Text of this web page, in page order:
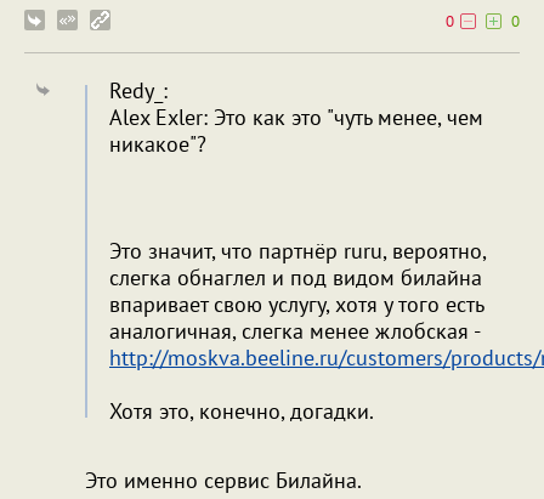
0
0
Redy_:
Alex Exler: Это как это "чуть менее, чем
никакое"?
Это значит, что партнёр ruru, вероятно,
слегка обнаглел и под видом билайна
впаривает свою услугу, хотя у того есть
аналогичная, слегка менее жлобская -
http://moskva.beeline.ru/customers/
Хотя это, конечно, догадки.
Это именно сервис Билайна.